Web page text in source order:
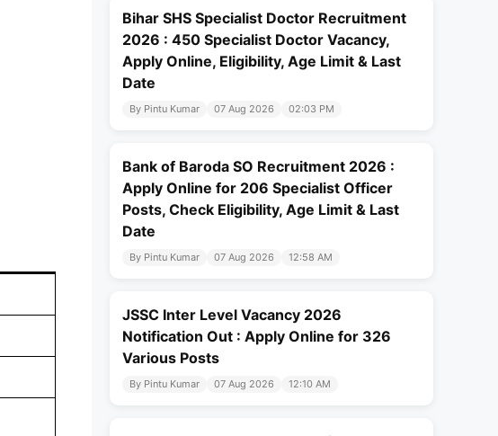
Bihar SHS Specialist Doctor Recruitment
2026 : 450 Specialist Doctor Vacancy,
Apply Online, Eligibility, Age Limit & Last
Date
By Pintu Kumar 07 Aug 2026 02:03 PM
Bank of Baroda SO Recruitment 2026 :
Apply Online for 206 Specialist Officer
Posts, Check Eligibility, Age Limit & Last
Date
By Pintu Kumar 07 Aug 2026 12:58 AM
JSSC Inter Level Vacancy 2026
Notification Out : Apply Online for 326
Various Posts
By Pintu Kumar 07 Aug 2026 12:10 AM